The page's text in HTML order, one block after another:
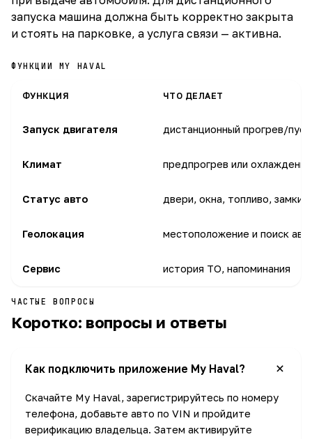
запуска машина должна быть корректно закрыта
и стоять на парковке, а услуга связи — активна.
ФУНКЦИИ MY HAVAL
ФУНКЦИЯ ЧТО ДЕЛАЕТ
Запуск двигателя дистанционный прогрев/пуск
Климат предпрогрев или
Статус авто двери, окна, топливо, замки
Геолокация местоположение и поиск
Сервис история ТО, напоминания
ЧАСТЫЕ ВОПРОСЫ
Коротко: вопросы и ответы
Как подключить приложение My Haval?
Скачайте My Haval, зарегистрируйтесь по номеру
телефона, добавьте авто по VIN и пройдите
верификацию владельца. Затем активируйте